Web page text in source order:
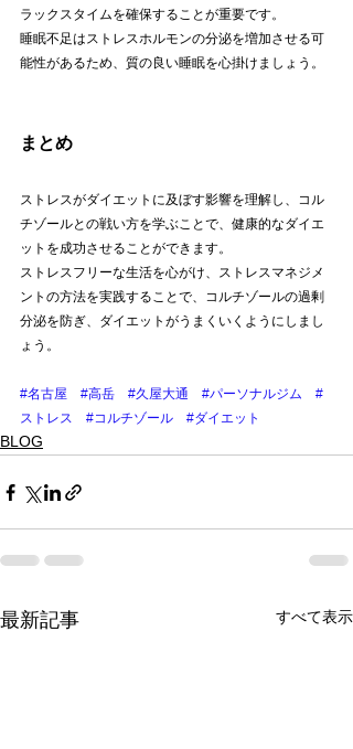
ラックスタイムを確保することが重要です。
睡眠不足はストレスホルモンの分泌を増加させる可
能性があるため、質の良い睡眠を心掛けましょう。
まとめ
ストレスがダイエットに及ぼす影響を理解し、コル
チゾールとの戦い方を学ぶことで、健康的なダイエ
ットを成功させることができます。
ストレスフリーな生活を心がけ、ストレスマネジメ
ントの方法を実践することで、コルチゾールの過剰
分泌を防ぎ、ダイエットがうまくいくようにしまし
ょう。
#名古屋 #高岳 #久屋大通 #パーソナルジム
#
ストレス
#コルチゾール #ダイエット
BLOG
最新記事 すべて表示